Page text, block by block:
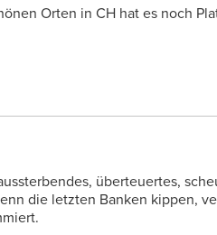
Orten in CH hat es noch
überteuertes,
die letzten Banken kippen,